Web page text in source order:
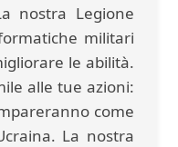
nostra Legione
militari
le abilità.
alle tue azioni:
come
La nostra